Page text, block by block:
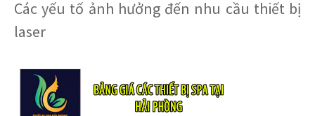
Các yếu tố ảnh hưởng đến nhu cầu thiết bị
laser